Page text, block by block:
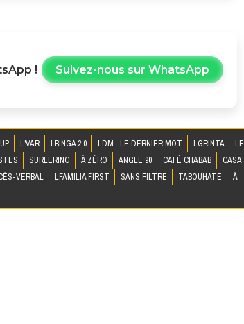
! Suivez-nous sur WhatsApp
L'VAR LBINGA 2.0 LDM : LE DERNIER MOT LGRINTA
LE
SURLERING À ZÉRO ANGLE 90 CAFÉ CHABAB
CASA
VERBAL LFAMILIA FIRST SANS FILTRE TABOUHATE
À